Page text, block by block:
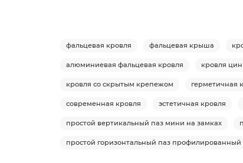
фальцевая кровля фальцевая крыша
алюминиевая фальцевая кровля кровля
кровля со скрытым крепежом герметичная
современная кровля эстетичная кровля
простой вертикальный паз мини на замках
простой горизонтальный паз профилированный